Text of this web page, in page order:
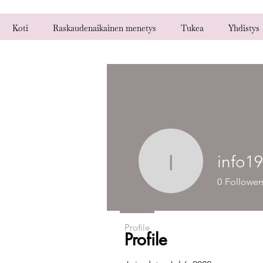
Koti Raskaudenaikainen menetys Tukea Yhdistys
Profile
0
Profile